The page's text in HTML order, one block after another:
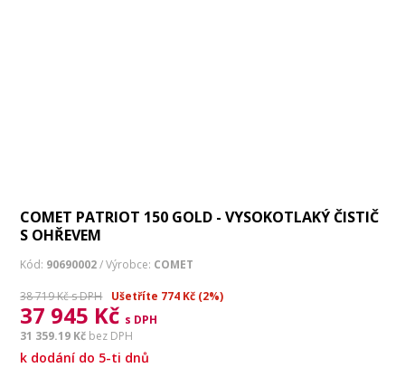
COMET PATRIOT 150 GOLD - VYSOKOTLAKÝ ČISTIČ
S OHŘEVEM
Kód: 90690002/ Výrobce: COMET
38 719 Kč s DPH Ušetříte 774 Kč (2%)
37 945 Kč s DPH
31 359.19 Kč bez DPH
k dodání do 5-ti dnů